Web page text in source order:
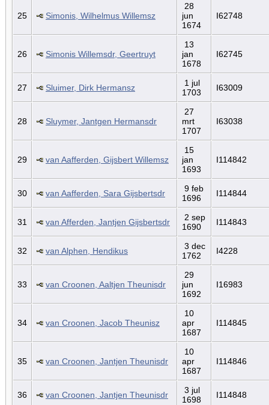
25 Simonis, Wilhelmus Willemsz
28
jun
1674
I62748
26 Simonis Willemsdr, Geertruyt
13
jan
1678
I62745
27 Sluimer, Dirk Hermansz
1 jul
1703
I63009
28 Sluymer, Jantgen Hermansdr
27
mrt
1707
I63038
29 van Aafferden, Gijsbert Willemsz
15
jan
1693
I114842
30 van Aafferden, Sara Gijsbertsdr
9 feb
1696
I114844
31 van Afferden, Jantjen Gijsbertsdr
2 sep
1690
I114843
32 van Alphen, Hendikus
3 dec
1762
I4228
33 van Croonen, Aaltjen Theunisdr
29
jun
1692
I16983
34 van Croonen, Jacob Theunisz
10
apr
1687
I114845
35 van Croonen, Jantjen Theunisdr
10
apr
1687
I114846
36 van Croonen, Jantjen Theunisdr
3 jul
1698
I114848